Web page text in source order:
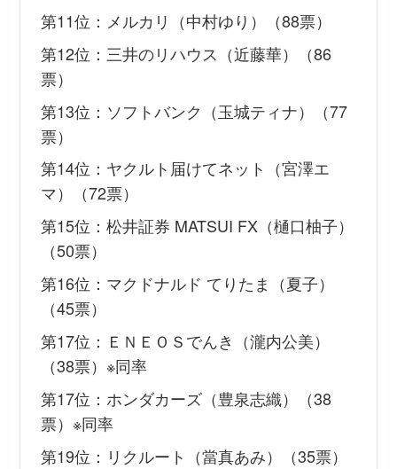
第11位：メルカリ（中村ゆり）（88票）
第12位：三井のリハウス（近藤華）（86
票）
第13位：ソフトバンク（玉城ティナ）（77
票）
第14位：ヤクルト届けてネット（宮澤エ
マ）（72票）
第15位：松井証券 MATSUI FX（樋口柚子）
（50票）
第16位：マクドナルド てりたま（夏子）
（45票）
第17位：ＥＮＥＯＳでんき（瀧内公美）
（38票）※同率
第17位：ホンダカーズ（豊泉志織）（38
票）※同率
第19位：リクルート（當真あみ）（35票）